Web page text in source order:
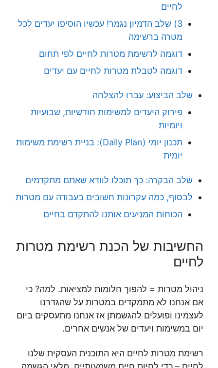
לחיים
3) שלב הדמיון נגמר! עכשיו הוסיפו יעדים לכל
מטרה ברשימה
דוגמה לרשימת מטרות לחיים לפי תחום
דוגמה לטבלת מטרות לחיים עם יעדים
שלב הביצוע: עברו להצלחה
פירוק היעדים למשימות חודשיות, שבועיות
ויומיות
תכנון יומי (Daily Plan): בניית רשימת משימות
יומית
שלב הבקרה: כך תוכלו לוודא שאתם מתקדמים
לבסוף, כמה עקרונות חשובים בעבודה עם מטרות
הכוחות המניעים אותנו להתקדם בחיים
החשיבות של הכנת רשימת מטרות
לחיים
ניהול מטרות = להפוך חלומות למציאות. למה? כי
אם אנחנו לא מתמקדים במטרות על שהגדרנו
לעצמינו ופועלים להגשמתן אז אנחנו מתעסקים ביום
יום במשימות ויעדים של אנשים אחרים.
רשימת מטרות לחיים היא התוכנית העסקית שלנו